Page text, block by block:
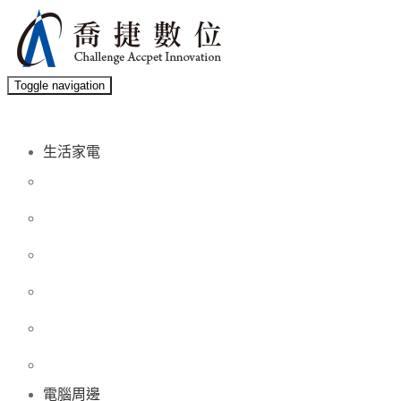
Toggle navigation
生活家電
電腦周邊